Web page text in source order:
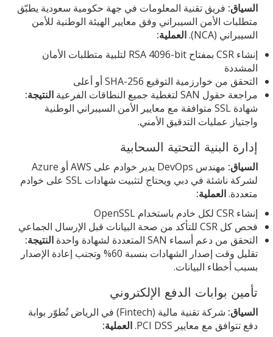
السياق: فريق تقنية المعلومات في جهة حكومية سعودية يطبّق
متطلبات الأمن السيبراني وفق معايير الهيئة الوطنية للأمن
السيبراني (NCA).
العملية:
إنشاء CSR بمفتاح RSA 4096-bit لتلبية متطلبات الأمان
المشددة
التحقق من خوارزمية التوقيع SHA-256 أو أعلى
مراجعة حقول SAN لتغطية جميع النطاقات الفرعية
النتيجة:
شهادة SSL متوافقة مع معايير الأمن السيبراني الوطنية
واجتياز عمليات التدقيق الأمني.
إدارة البنية التحتية السحابية
السياق:
مهندس DevOps يدير خوادم على AWS أو Azure
لشركة ناشئة في دبي ويحتاج لتثبيت شهادات SSL على خوادم
متعددة.العملية:
إنشاء CSR لكل خادم باستخدام OpenSSL
فحص كل CSR للتأكد من صحة البيانات قبل الإرسال الجماعي
التحقق من دعم أسماء SAN المتعددة لشهادة واحدة
النتيجة:
تقليل وقت إصدار الشهادات بنسبة 60% وتجنب إعادة الإصدار
بسبب أخطاء البيانات.
تأمين بوابات الدفع الإلكتروني
السياق:
شركة تقنية مالية (Fintech) في الرياض تُطوّر بوابة
دفع تتوافق مع معايير PCI DSS.
العملية: